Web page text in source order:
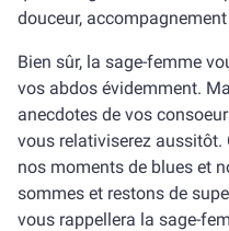
douceur,
Bien sûr, la sage-femme
vos abdos évidemment.
anecdotes de vos
vous relativiserez aussitôt.
nos moments de blues et
sommes et restons de
vous rappellera la sage-